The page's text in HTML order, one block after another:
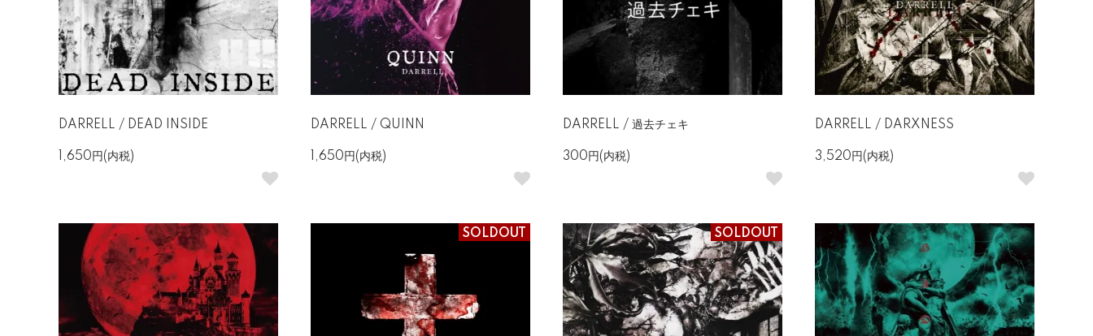
DARRELL / DEAD INSIDE
1,650円(内税)
DARRELL / QUINN
1,650円(内税)
DARRELL / 過去チェキ
300円(内税)
DARRELL / DARXNESS
3,520円(内税)
SOLDOUT SOLDOUT